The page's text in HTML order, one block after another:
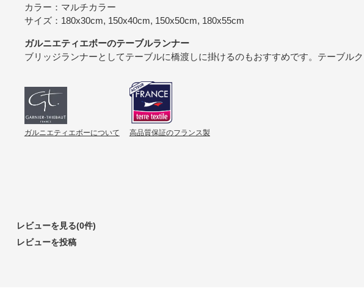
カラー：マルチカラー
サイズ：180x30cm, 150x40cm, 150x50cm, 180x55cm
ガルニエティエボーのテーブルランナー
ブリッジランナーとしてテーブルに橋渡しに掛けるのもおすすめです。テーブル
ガルニエティエボーについて 高品質保証のフランス製
レビューを見る(0件)
レビューを投稿